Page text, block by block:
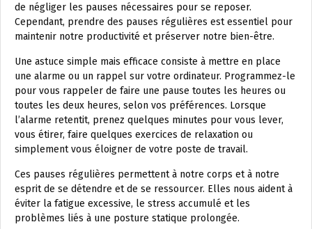
de négliger les pauses nécessaires pour se reposer.
Cependant, prendre des pauses régulières est essentiel pour
maintenir notre productivité et préserver notre bien-être.
Une astuce simple mais efficace consiste à mettre en place
une alarme ou un rappel sur votre ordinateur. Programmez-le
pour vous rappeler de faire une pause toutes les heures ou
toutes les deux heures, selon vos préférences. Lorsque
l’alarme retentit, prenez quelques minutes pour vous lever,
vous étirer, faire quelques exercices de relaxation ou
simplement vous éloigner de votre poste de travail.
Ces pauses régulières permettent à notre corps et à notre
esprit de se détendre et de se ressourcer. Elles nous aident à
éviter la fatigue excessive, le stress accumulé et les
problèmes liés à une posture statique prolongée.